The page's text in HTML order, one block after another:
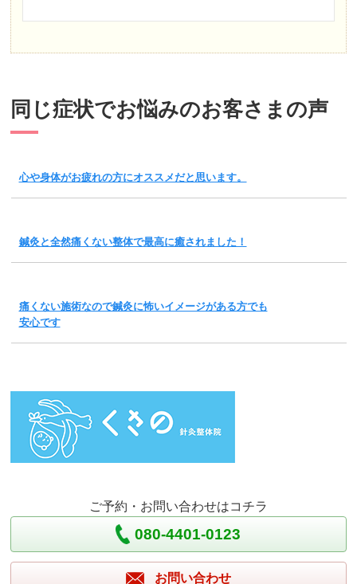
同じ症状でお悩みのお客さまの声
心や身体がお疲れの方にオススメだと思います。
鍼灸と全然痛くない整体で最高に癒されました！
痛くない施術なので鍼灸に怖いイメージがある方でも
安心です
ご予約・お問い合わせはコチラ
080-4401-0123
お問い合わせ